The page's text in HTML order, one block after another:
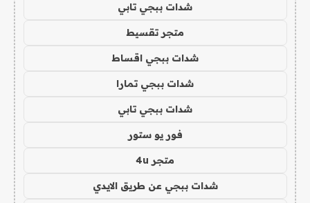
شدات ببجي تابي
متجر تقسيط
شدات ببجي اقساط
شدات ببجي تمارا
شدات ببجي تابي
فور يو ستور
متجر 4u
شدات ببجي عن طريق الايدي